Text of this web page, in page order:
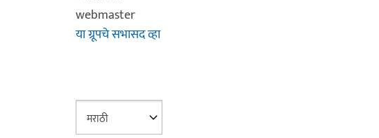
webmaster
या ग्रूपचे सभासद व्हा